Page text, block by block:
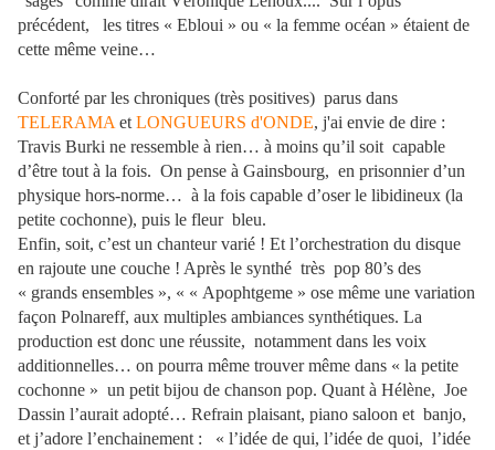
précédent,
les titres « Ebloui » ou « la femme océan » étaient de
cette même veine…
Conforté par les chroniques (très positives) parus dans
TELERAMA et LONGUEURS d'ONDE, j'ai envie de dire :
Travis Burki ne ressemble à rien… à moins qu’il soit capable
d’être tout à la fois. On pense à Gainsbourg, en prisonnier d’un
physique hors-norme… à la fois capable d’oser le libidineux (la
petite cochonne), puis le fleur bleu.
Enfin, soit, c’est un chanteur varié ! Et l’orchestration du disque
en rajoute une couche ! Après le synthé très pop 80’s des
« grands ensembles », « « Apophtgeme » ose même une variation
façon Polnareff, aux multiples ambiances synthétiques. La
production est donc une réussite, notamment dans les voix
additionnelles… on pourra même trouver même dans « la petite
cochonne » un petit bijou de chanson pop. Quant à Hélène, Joe
Dassin l’aurait adopté… Refrain plaisant, piano saloon et banjo,
et j’adore l’enchainement :
« l’idée de qui, l’idée de quoi, l’idée